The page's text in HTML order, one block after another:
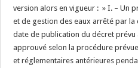
version alors en vigueur : » I. – Un
et de gestion des eaux arrêté par la
date de publication du décret prévu
approuvé selon la procédure
et réglementaires antérieures